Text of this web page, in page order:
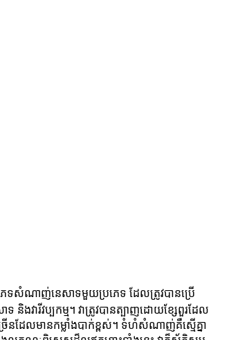
េទសំណាញ់នេសាទមួយប្រភេទ ដែលត្រូវបានប្រើ
វារីវប្បកម្ម។ វាត្រូវបានត្បាញដោយខ្សែពួរដែល
ែលមានកម្លាំងបាក់ខ្ពស់។ ទំហំសំណាញ់គឺស្មើគ្នា